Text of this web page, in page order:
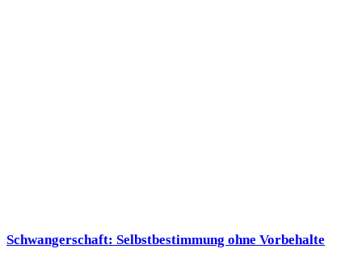
Schwangerschaft: Selbstbestimmung ohne Vorbehalte